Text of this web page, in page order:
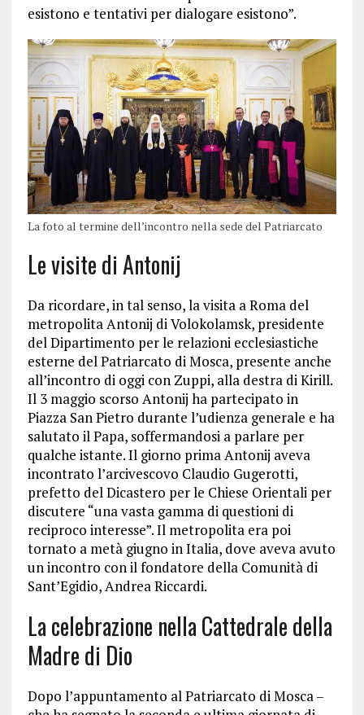
esistono e tentativi per dialogare esistono”.
La foto al termine dell’incontro nella sede del Patriarcato
Le visite di Antonij
Da ricordare, in tal senso, la visita a Roma del
metropolita Antonij di Volokolamsk, presidente
del Dipartimento per le relazioni ecclesiastiche
esterne del Patriarcato di Mosca, presente anche
all’incontro di oggi con Zuppi, alla destra di Kirill.
Il 3 maggio scorso Antonij ha partecipato in
Piazza San Pietro durante l’udienza generale e ha
salutato il Papa, soffermandosi a parlare per
qualche istante. Il giorno prima Antonij aveva
incontrato l’arcivescovo Claudio Gugerotti,
prefetto del Dicastero per le Chiese Orientali per
discutere “una vasta gamma di questioni di
reciproco interesse”. Il metropolita era poi
tornato a metà giugno in Italia, dove aveva avuto
un incontro con il fondatore della Comunità di
Sant’Egidio, Andrea Riccardi.
La celebrazione nella Cattedrale della
Madre di Dio
Dopo l’appuntamento al Patriarcato di Mosca –